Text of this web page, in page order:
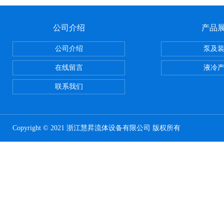
公司介绍
公司介绍
在线留言
联系我们
产品
泵及
液冷
Copyright © 2021 浙江慧昇流体设备有限公司 版权所有